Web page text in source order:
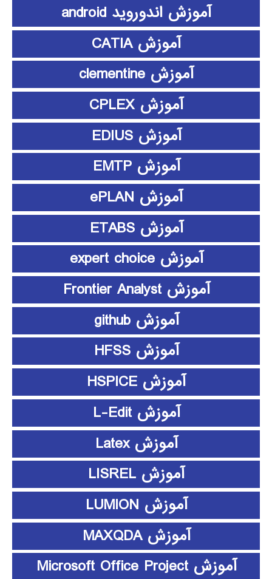
آموزش اندوروید android
آموزش CATIA
آموزش clementine
آموزش CPLEX
آموزش EDIUS
آموزش EMTP
آموزش ePLAN
آموزش ETABS
آموزش expert choice
آموزش Frontier Analyst
آموزش github
آموزش HFSS
آموزش HSPICE
آموزش L-Edit
آموزش Latex
آموزش LISREL
آموزش LUMION
آموزش MAXQDA
آموزش Microsoft Office Project